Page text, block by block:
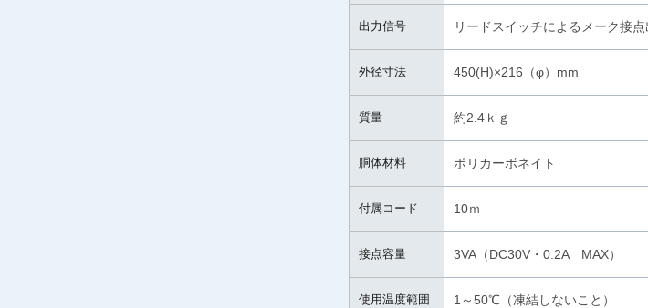
出力信号 リードスイッチによるメーク接
外径寸法 450(H)×216（φ）mm
質量 約2.4ｋｇ
胴体材料 ポリカーボネイト
付属コード 10ｍ
接点容量 3VA（DC30V・0.2A MAX）
使用温度範囲 1～50℃（凍結しないこと）